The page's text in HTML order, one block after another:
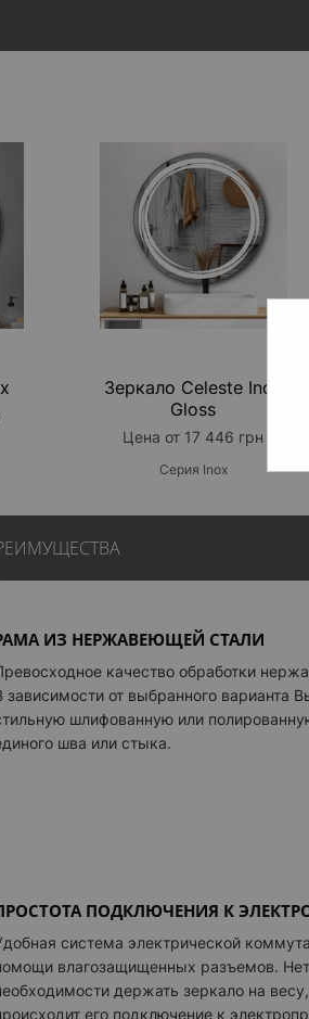
Зеркало Celeste Inox
Gloss
Цена от 17 446 грн
Серия Inox
ИЗ НЕРЖАВЕЮЩЕЙ СТАЛИ
качество обработки
зависимости от выбранного варианта
шлифованную или
шва или стыка.
ПОДКЛЮЧЕНИЯ К
система электрической
влагозащищенных разъемов. Нет
держать зеркало на
его подключение к